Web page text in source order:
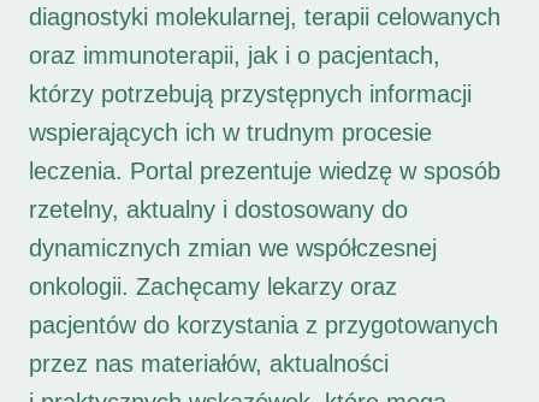
diagnostyki molekularnej, terapii celowanych
oraz immunoterapii, jak i o pacjentach,
którzy potrzebują przystępnych informacji
wspierających ich w trudnym procesie
leczenia. Portal prezentuje wiedzę w sposób
rzetelny, aktualny i dostosowany do
dynamicznych zmian we współczesnej
onkologii. Zachęcamy lekarzy oraz
pacjentów do korzystania z przygotowanych
przez nas materiałów, aktualności